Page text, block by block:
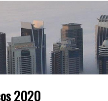
2020